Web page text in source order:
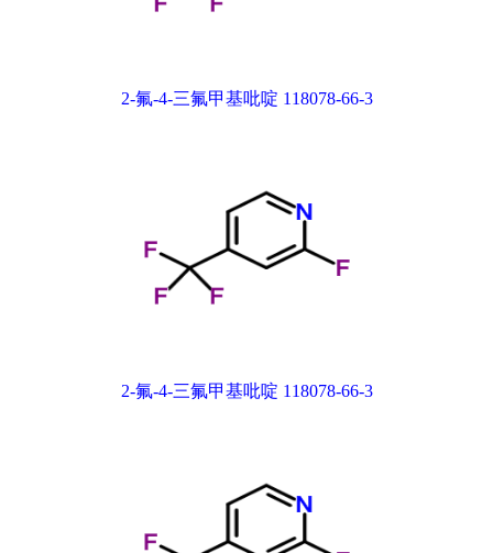
2-氟-4-三氟甲基吡啶 118078-66-3
2-氟-4-三氟甲基吡啶 118078-66-3